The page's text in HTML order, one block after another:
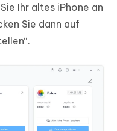
Ihr altes iPhone an
Sie dann auf